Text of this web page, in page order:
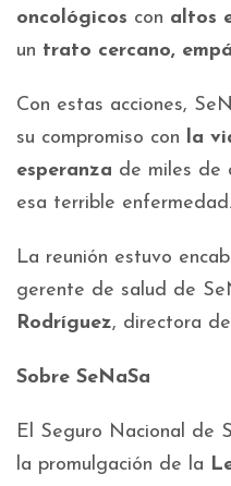
oncológicos con altos
un trato cercano,
Con estas acciones,
su compromiso con la
esperanza de miles de
esa terrible enfermedad.
La reunión estuvo
gerente de salud de
Rodríguez, directora
Sobre SeNaSa
El Seguro Nacional de
la promulgación de la